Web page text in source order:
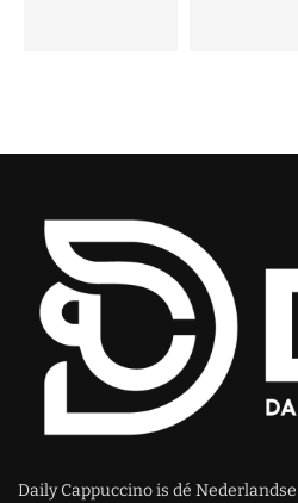
Daily Cappuccino is dé